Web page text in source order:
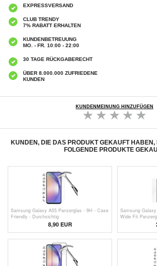
EXPRESSVERSAND
CLUB TRENDY
7% RABATT ERHALTEN
KUNDENBETREUUNG
MO. - FR. 10:00 - 22:00
30 TAGE RÜCKGABERECHT
ÜBER 8.000.000 ZUFRIEDENE
KUNDEN
KUNDENMEINUNG HINZUFÜGEN
KUNDEN, DIE DAS PRODUKT GEKAUFT
FOLGENDE PRODUKTE
Samsung Galaxy A55 Panzerglas - 9H - Case
Friendly - Durchsichtig
8,90 EUR
Samsung
Wide Fit